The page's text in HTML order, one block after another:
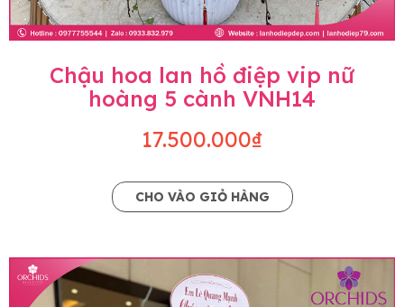
Chậu hoa lan hồ điệp vip nữ
hoàng 5 cành VNH14
17.500.000₫
CHO VÀO GIỎ HÀNG